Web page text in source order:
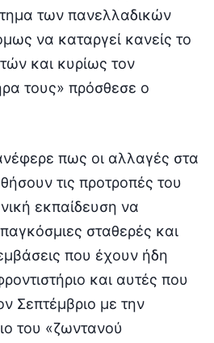
των πανελλαδικών
να καταργεί κανείς το
και κυρίως τον
τους» πρόσθεσε ο
πως οι αλλαγές στα
τις προτροπές του
εκπαίδευση να
σταθερές και
που έχουν ήδη
και αυτές που
Σεπτέμβριο με την
του «ζωντανού